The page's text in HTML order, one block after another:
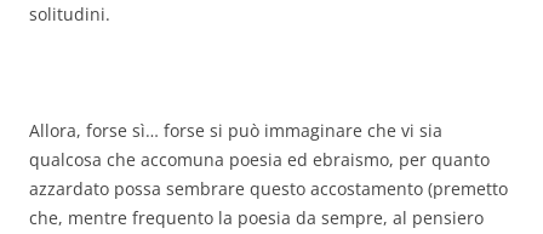
solitudini.
Allora, forse sì… forse si può immaginare che vi sia
qualcosa che accomuna poesia ed ebraismo, per quanto
azzardato possa sembrare questo accostamento (premetto
che, mentre frequento la poesia da sempre, al pensiero